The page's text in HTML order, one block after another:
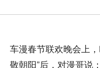
车漫春节联欢晚会上
敬朝阳”后，对漫哥说